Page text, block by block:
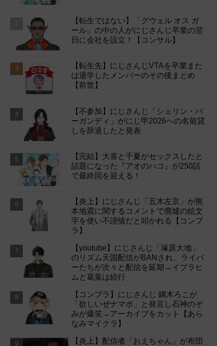
【転生ではない】「グウェル オス ガ
ール」の中の人がにじさんじ卒業の翌
日に会社を設立！【コンサル】
【転生先】にじさんじVTAを卒業また
は退学したメンバーのその後まとめ
【前世】
【不参加】にじさんじ「シェリン・バ
ーガンディ」がにじ甲2026への名前貸
しを辞退したと発表
【完結】大喜と千夏がセックスしたと
話題になった『アオのハコ』が250話
で最終回を迎える！
【炎上】にじさんじ「五木左京」が熊
本地震に関するコメントで廃墟の絵文
字を使い不謹慎だと叩かれる【コンプ
ラ】
【youtube】にじさんじ「塚原大地」
のリズム天国配信がBANされ、ライバ
ーたちが次々と配信を延期→イブラヒ
ムと葛葉は続行
【コンプラ】にじさんじ 鏑木ろこが
「欲しいぜナマポ」と発言し石神のぞ
みが爆笑→アーカイブをカット【あら
なみマイクラ】
【炎上】配信者「おえちゃん」が布団